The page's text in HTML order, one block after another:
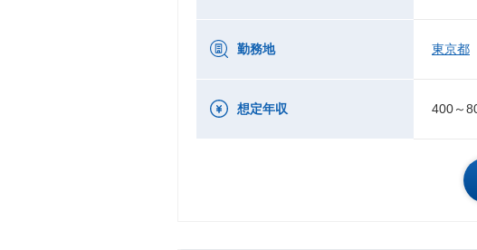
勤務地 東京都
想定年収 400～